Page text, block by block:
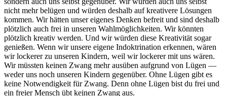
nicht mehr belügen und würden deshalb auf kreativere Lösungen
kommen. Wir hätten unser eigenes Denken befreit und sind deshalb
plötzlich auch frei in unseren Wahlmöglichkeiten. Wir könnten
plötzlich kreativ werden. Und wir würden diese Kreativität sogar
genießen. Wenn wir unsere eigene Indoktrination erkennen, wären
wir lockerer zu unseren Kindern, weil wir lockerer mit uns wären.
Wir müssten keinen Zwang mehr ausüben aufgrund von Lügen —
weder uns noch unseren Kindern gegenüber. Ohne Lügen gibt es
keine Notwendigkeit für Zwang. Denn ohne Lügen bist du frei und
ein freier Mensch übt keinen Zwang aus.